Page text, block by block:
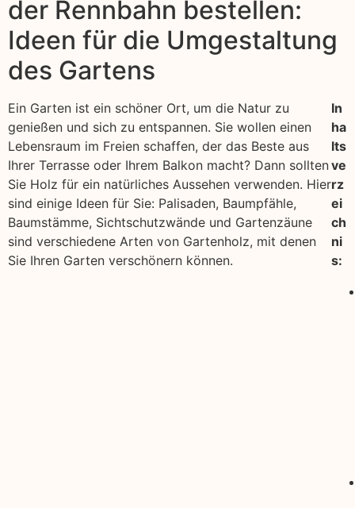
der Rennbahn bestellen:
Ideen für die Umgestaltung
des Gartens
Ein Garten ist ein schöner Ort, um die Natur zu
genießen und sich zu entspannen. Sie wollen einen
Lebensraum im Freien schaffen, der das Beste aus
Ihrer Terrasse oder Ihrem Balkon macht? Dann sollten
Sie Holz für ein natürliches Aussehen verwenden. Hier
sind einige Ideen für Sie: Palisaden, Baumpfähle,
Baumstämme, Sichtschutzwände und Gartenzäune
sind verschiedene Arten von Gartenholz, mit denen
Sie Ihren Garten verschönern können.
In
ha
lts
ve
rz
ei
ch
ni
s: